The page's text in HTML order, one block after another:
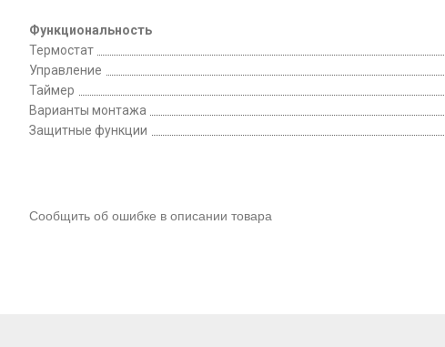
Функциональность
Термостат
Управление
Таймер
Варианты монтажа
Защитные функции
Сообщить об ошибке в описании товара